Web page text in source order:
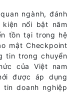
ngành, đánh
nổi bật năm
tồn tại trong hệ
mật Checkpoint
tin trong chuyển
của Việt nam
được áp dụng
doanh nghiệp